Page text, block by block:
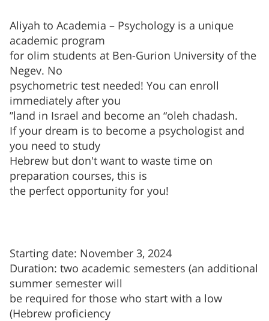
Aliyah to Academia – Psychology is a unique
academic program
for olim students at Ben-Gurion University of the
Negev. No
psychometric test needed! You can enroll
immediately after you
.land in Israel and become an “oleh chadash”
If your dream is to become a psychologist and
you need to study
Hebrew but don't want to waste time on
preparation courses, this is
!the perfect opportunity for you
Starting date: November 3, 2024
Duration: two academic semesters (an additional
summer semester will
be required for those who start with a low
Hebrew proficiency)